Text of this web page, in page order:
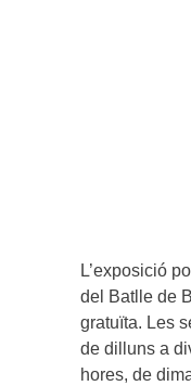
L’exposició
del Batlle de
gratuïta. Les
de dilluns a
hores, de